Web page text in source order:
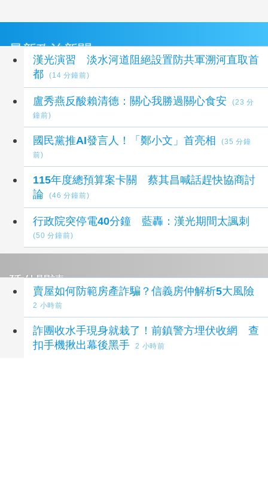
最新政治新聞
漢光演習 淡水河道阻絕設置防共軍溯河直取首
都
(14 分鐘前)
盧秀燕反酸賴清德：關心我勝過關心食安
(23 分
鐘前)
國民黨推AI發言人！「鄭小文」首亮相
(35 分鐘
前)
115年度總預算案卡關 蔡其昌喊話趕快協商討
論
(46 分鐘前)
行政院突停電40分鐘 藍轟：漢光期間太諷刺
(50 分鐘前)
延伸閱讀
賣屋如何防範房產詐騙？信義房仲解析5大風險
2 小時前
詐團收水手現身就栽了！前鎮警方埋伏收網 查
扣手機揪出幕後黑手
2 小時前